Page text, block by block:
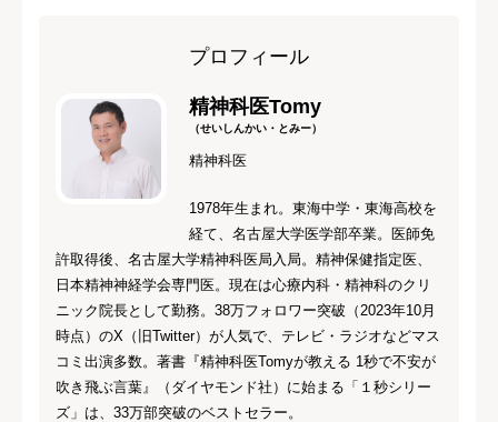
プロフィール
精神科医Tomy
（せいしんかい・とみー）
精神科医
1978年生まれ。東海中学・東海高校を
経て、名古屋大学医学部卒業。医師免
許取得後、名古屋大学精神科医局入局。精神保健指定医、
日本精神神経学会専門医。現在は心療内科・精神科のクリ
ニック院長として勤務。38万フォロワー突破（2023年10月
時点）のX（旧Twitter）が人気で、テレビ・ラジオなどマス
コミ出演多数。著書『精神科医Tomyが教える 1秒で不安が
吹き飛ぶ言葉』（ダイヤモンド社）に始まる「１秒シリー
ズ」は、33万部突破のベストセラー。